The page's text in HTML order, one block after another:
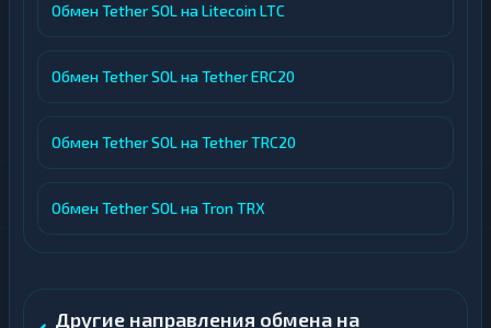
Обмен Tether SOL на Litecoin LTC
Обмен Tether SOL на Tether ERC20
Обмен Tether SOL на Tether TRC20
Обмен Tether SOL на Tron TRX
Другие направления обмена на